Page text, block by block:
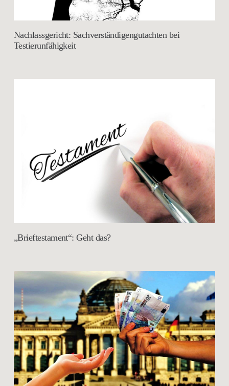
Nachlassgericht: Sachverständigengutachten bei
Testierunfähigkeit
„Brieftestament“: Geht das?